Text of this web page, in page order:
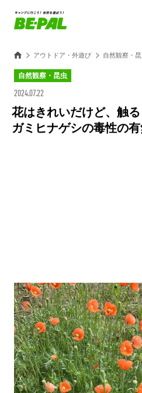
アウトドア・外遊び 自然観察・昆
自然観察・昆虫
2024.07.22
花はきれいだけど、触
ガミヒナゲシの毒性の